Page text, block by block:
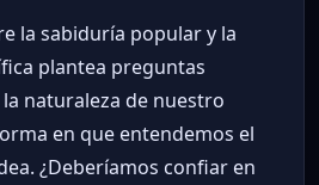
la sabiduría popular y la
plantea preguntas
naturaleza de nuestro
en que entendemos el
¿Deberíamos confiar en